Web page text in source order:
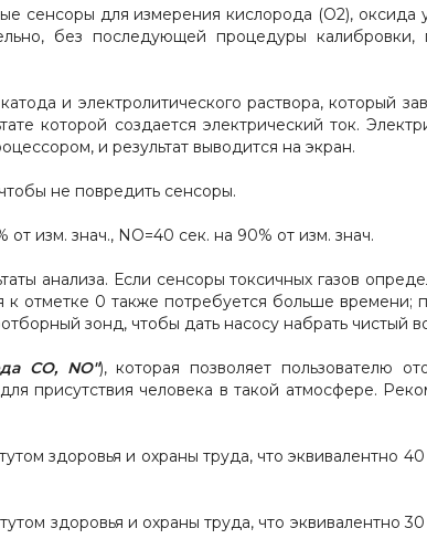
сенсоры для измерения кислорода (О2), оксида
без последующей процедуры калибровки,
и электролитического раствора, который
которой создается электрический ток.
и результат выводится на экран.
не повредить сенсоры.
изм. знач., NO=40 сек. на 90% от изм. знач.
анализа. Если сенсоры токсичных газов
к отметке 0 также потребуется больше
зонд, чтобы дать насосу набрать чистый
СО, NO"), которая позволяет пользователю
присутствия человека в такой атмосфере.
здоровья и охраны труда, что эквивалентно
здоровья и охраны труда, что эквивалентно